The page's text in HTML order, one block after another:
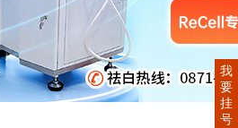
我
要
挂
号